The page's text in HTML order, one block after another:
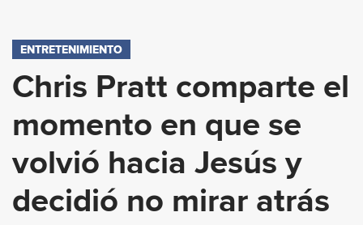
ENTRETENIMIENTO
Chris Pratt comparte el
momento en que se
volvió hacia Jesús y
decidió no mirar atrás